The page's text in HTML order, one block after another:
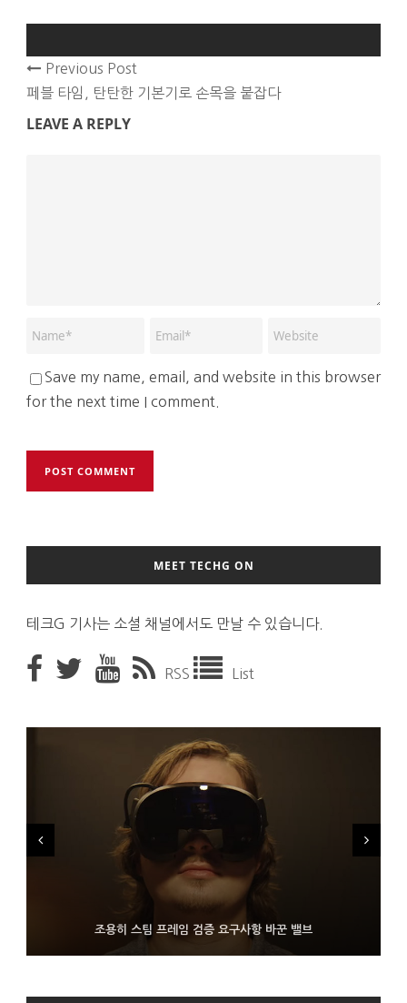
Previous Post
페블 타임, 탄탄한 기본기로 손목을 붙잡다
LEAVE A REPLY
Save my name, email, and website in this browser
for the next time I comment.
MEET TECHG ON
테크G 기사는 소셜 채널에서도 만날 수 있습니다.
RSS List
조용히 스팀 프레임 검증 요구사항 바꾼 밸브
9월 4일부터 서비스 접는 안드로이드 장치용 구글 어시스턴트
보인 삼성전자